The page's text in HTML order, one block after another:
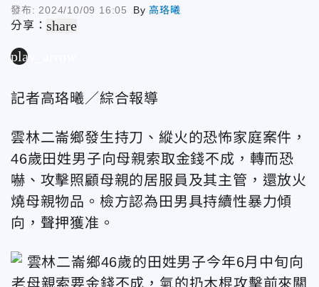
發布: 2024/10/09 16:05 By高珞曦
分享：share
play_arrow
記者高珞曦／綜合報導
雲林二崙鄉發生持刀、縱火的恐怖家庭案件，
46歲田姓男子向母親索取金錢不成，轉而恐
嚇、攻擊照顧母親的居服員及其主管，還放火
燒母親物品。檢方認為田男具持續性暴力傾
向，聲押獲准。